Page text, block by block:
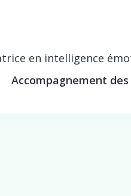
en intelligence
Accompagnement